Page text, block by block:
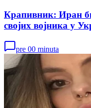
Крапивник: Иран
својих војника у
pre 00 minuta